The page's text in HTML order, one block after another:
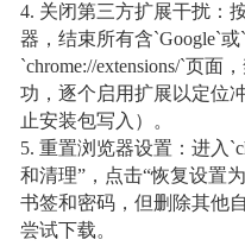
4. 关闭第三方扩展干扰：
器，结束所有含`Google`
`chrome://extensions/`页
功，逐个启用扩展以定位
止安装包写入）。
5. 重置浏览器设置：进入
和清理”，点击“恢复设置
书签和密码，但删除其他
尝试下载。